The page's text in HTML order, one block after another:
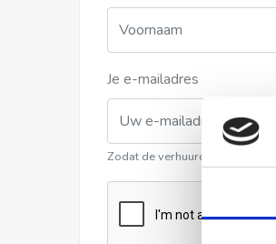
Je e-mailadres
Zodat de verhuurder contact